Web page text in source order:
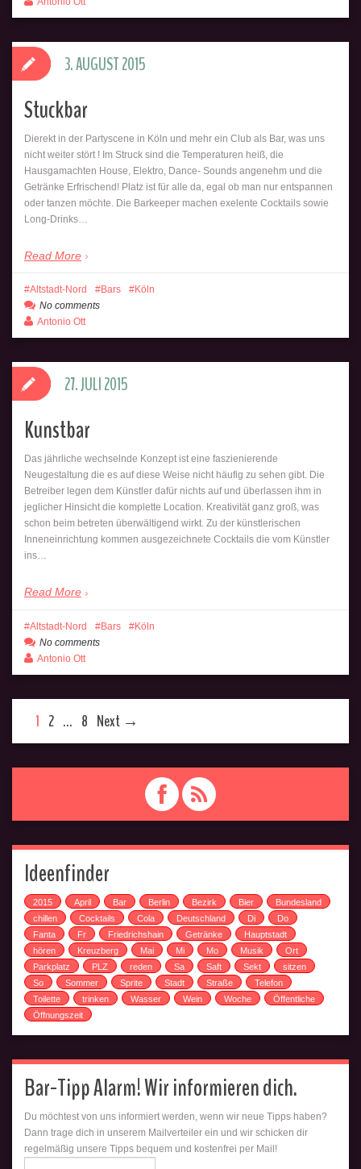
Stuckbar
Dierekt in der Partyscene in Köln und mehr ein Club als Bar, was uns
nicht weiter stört ! Im Struck sind die Temperaturen heiß, die
Hausgamachten House, Elektro, Dance- Sounds angenehm und die
Getränke Erfrischend! Platz ist für alle da, egal ob man nur entspannen
oder tanzen möchte. Die Barkeeper machen exelente Cocktails sowie
Long-Drinks…
Read More
3. AUGUST 2015
Altstadt-Nord Bars
Köln
No comments
Antonio Ott
Kunstbar
Das jährliche wechselnde Konzept ist eine faszienierende
Neugestaltung die es auf diese Weise nicht häufig zu sehen gibt. Die
Betreiber legen dem Künstler dafür nichts auf und überlassen ihm in
jeglicher Hinsicht die komplette Location. Kreativität ganz groß, was
schon beim betreten überwältigend wirkt. Zu der künstlerischen
Inneneinrichtung kommen ausgezeichnete Cocktails die vom Künstler
ins…
Read More
27. JULI 2015
Altstadt-Nord Bars
Köln
No comments
Antonio Ott
1 2 … 8 Next →
Ideenfinder
2015 April Bar Berlin Bezirk Bier
Bundesland
chillen
Cocktails Cola Deutschland Di
Do
Fanta
Fr Friedrichshain Getränke
Hauptstadt
hören
Kreuzberg Mai Mi Mo Musik
Ort
Parkplatz
PLZ reden Sa Saft Sekt
sitzen
So
Sommer Sprite Stadt Straße
Telefon
Toilette
trinken Wasser Wein Woche
Öffentliche
Öffnungszeit
Bar-Tipp Alarm! Wir informieren dich.
Du möchtest von uns informiert werden, wenn wir neue Tipps haben?
Dann trage dich in unserem Mailverteiler ein und wir schicken dir
regelmäßig unsere Tipps bequem und kostenfrei per Mail!